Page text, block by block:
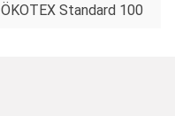
ÖKOTEX Standard 100